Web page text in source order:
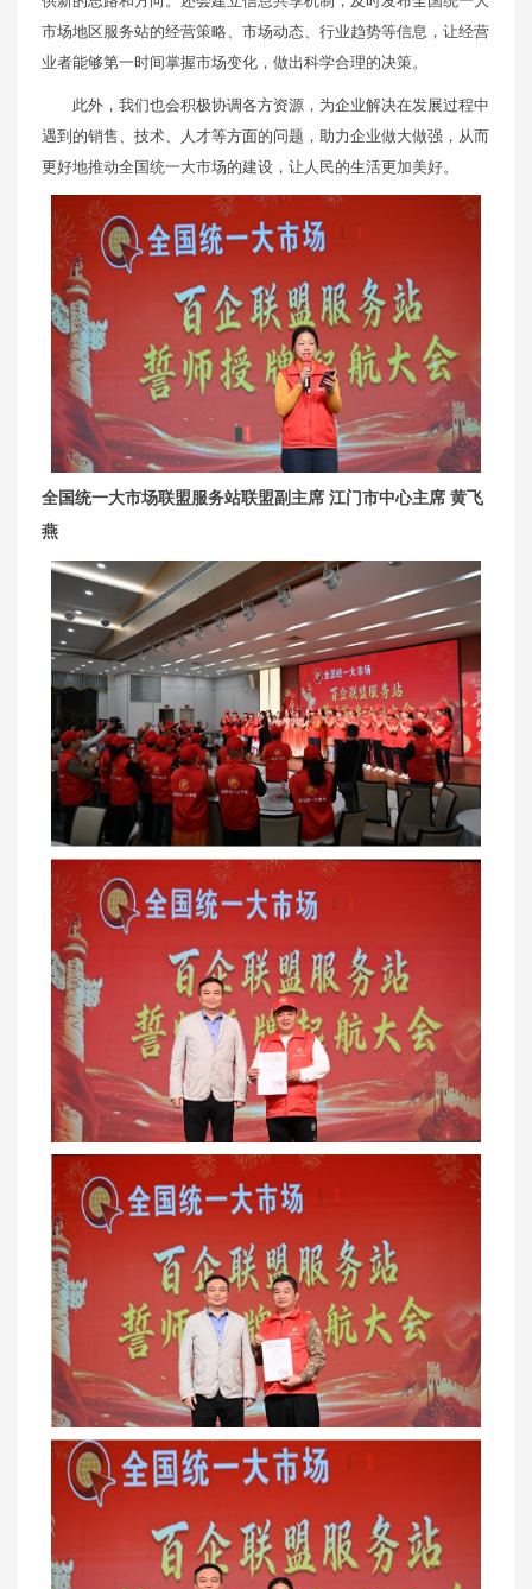
市场地区服务站的经营策略、市场动态、行业趋势等信息，让经营
业者能够第一时间掌握市场变化，做出科学合理的决策。
此外，我们也会积极协调各方资源，为企业解决在发展过程中
遇到的销售、技术、人才等方面的问题，助力企业做大做强，从而
更好地推动全国统一大市场的建设，让人民的生活更加美好。
全国统一大市场联盟服务站联盟副主席 江门市中心主席 黄飞
燕